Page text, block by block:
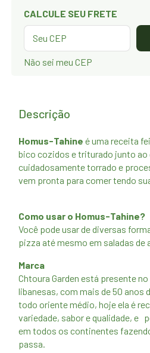
OPÇÕES DE FRETE
CALCULE SEU FRETE
Não sei meu CEP
Descrição
Homus-Tahine é uma receita
bico cozidos e triturado junto ao
cuidadosamente torrado e
vem pronta para comer tendo
Como usar o Homus-Tahine?
Você pode usar de diversas
pizza até mesmo em saladas de
Marca
Chtoura Garden está presente
libanesas, com mais de 50 anos
todo oriente médio, hoje ela é
variedade, sabor e qualidade, e
em todos os continentes
passa.